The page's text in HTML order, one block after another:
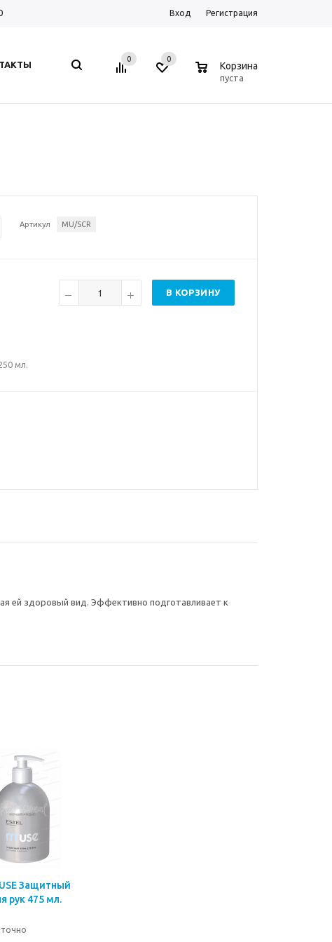
Вход Регистрация
0 0
Корзина
пуста
Артикул MU/SCR
В КОРЗИНУ
мл.
ей здоровый вид. Эффективно подготавливает к
Защитный
рук 475 мл.